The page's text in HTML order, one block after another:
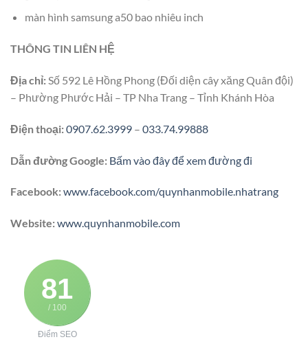
màn hình samsung a50 bao nhiêu inch
THÔNG TIN LIÊN HỆ
Địa chỉ:Số 592 Lê Hồng Phong (Đối diện cây xăng Quân đội)
– Phường Phước Hải – TP Nha Trang – Tỉnh Khánh Hòa
Điện thoại:0907.62.3999 – 033.74.99888
Dẫn đường Google: Bấm vào đây để xem đường đi
Facebook:www.facebook.com/quynhanmobile.nhatrang
Website:www.quynhanmobile.com
81
/ 100
Điểm SEO